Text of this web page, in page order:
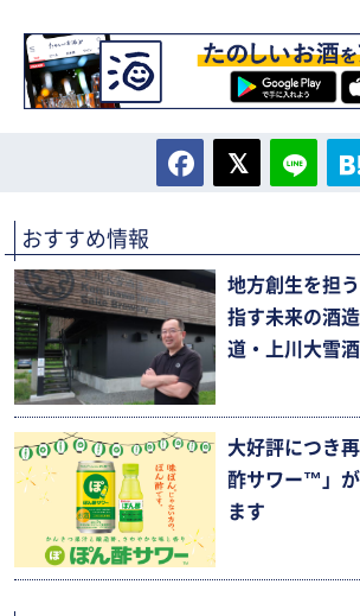
おすすめ情報
地方創生を担
指す未来の酒
道・上川大雪
大好評につき
酢サワー™」
ます